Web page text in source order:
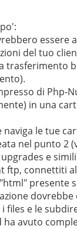
essere
del tuo
trasferimento
di Php-
in una
le tue
nel punto 2
e
ftp, connettiti
presente
dovrebbe
e le
avuto